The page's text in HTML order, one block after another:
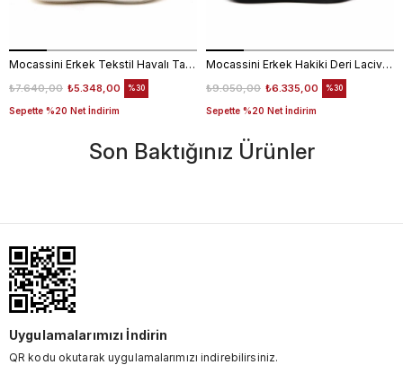
Mocassini Erkek Tekstil Havalı Taban Beyaz Spor & Sneaker Ayakkabı
₺5.348,00
₺7.640,00
Sepette %20 Net İndirim
%30
Mocassini Erkek Hakiki Deri Lacivert Spor & Sneaker Ayakkabı
₺6.335,00
₺9.050,00
Sepette %20 Net İndirim
%30
Son Baktığınız Ürünler
Uygulamalarımızı İndirin
QR kodu okutarak uygulamalarımızı indirebilirsiniz.